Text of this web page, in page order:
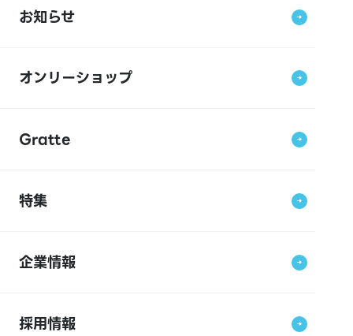
お知らせ
オンリーショップ
Gratte
特集
企業情報
採用情報